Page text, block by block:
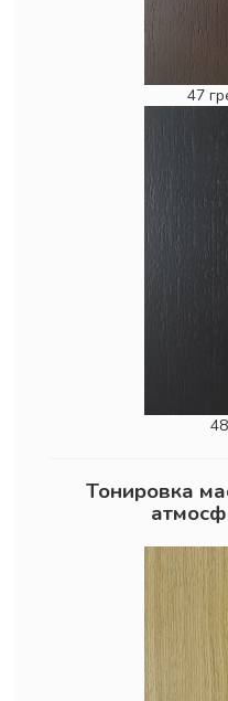
47
Тонировка